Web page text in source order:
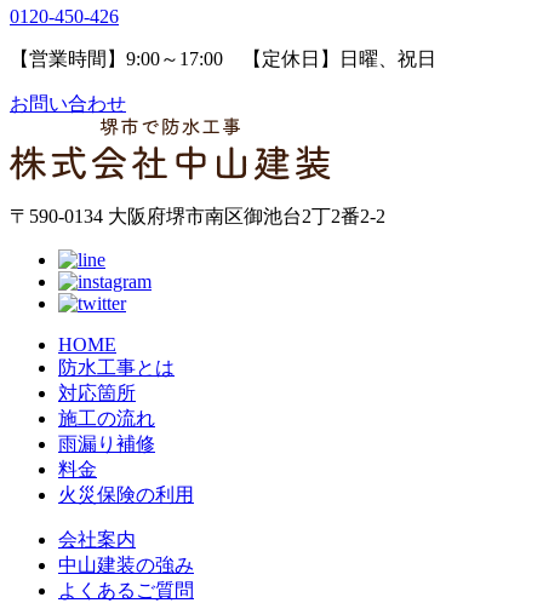
0120-450-426
【営業時間】9:00～17:00 【定休日】日曜、祝日
お問い合わせ
〒590-0134 大阪府堺市南区御池台2丁2番2-2
HOME
防水工事とは
対応箇所
施工の流れ
雨漏り補修
料金
火災保険の利用
会社案内
中山建装の強み
よくあるご質問